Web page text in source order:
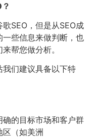
SEO，但是从SEO成
些信息来做判断，也
帮您做分析。
们建议具备以下特
的目标市场和客户群
（如美洲